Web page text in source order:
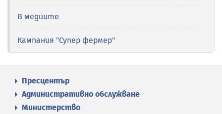
В медиите
Кампания "Супер фермер"
Пресцентър
Административно обслужване
Министерство